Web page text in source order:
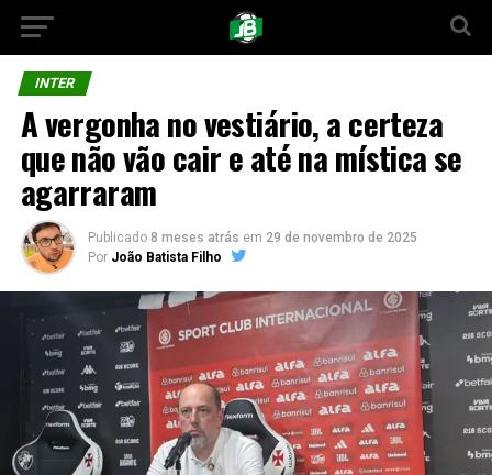
INTER
A vergonha no vestiário, a certeza
que não vão cair e até na mística se
agarraram
Publicado 8 meses atrás em 29 de novembro de 2025
Por João Batista Filho